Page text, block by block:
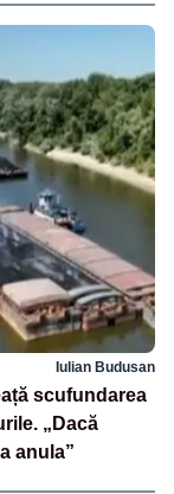
Iulian Budusan
scufundarea
„Dacă
anula”